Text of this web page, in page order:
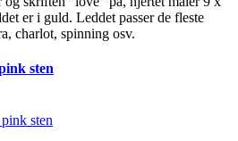
er i guld. Leddet passer de fleste
charlot, spinning osv.
sten